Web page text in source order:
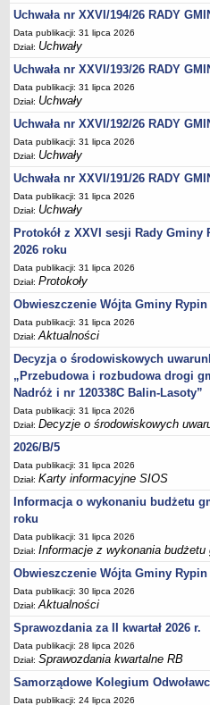
Petycje
Sygnaliści
Galeria
Raporty o stanie dostępności
Wnioski
WŁADZE I STRUKTURA
Struktura organizacyjna
Rada gminy
Wójt
Urząd gminy
Jednostki organizacyjne, GOPS,
Jednostki pomocnicze - sołectwa
Plan pracy komisji rewizyjnej
Sesje Rady Gminy Rypin
PRAWO LOKALNE
Statut
Strategia rozwoju
Uchwały
Projekty uchwał
Protokoły
Imienne wykazy głosowań radnych
Postać dokumentów
Akty Prawne, Dzienniki Ustaw,
Prawo miejscowe
Zarządzenia
Studium uwarunkowań i
przestrzennego
Dane przestrzenne - MPZP
Stałe obwody głosowania,
obwodowych komisji
Plan ogólny gminy Rypin
Uchwała nr XXVI/194/26 RADY
Data publikacji: 31 lipca 2026
Dział: Uchwały
Uchwała nr XXVI/193/26 RADY
Data publikacji: 31 lipca 2026
Dział: Uchwały
Uchwała nr XXVI/192/26 RADY
Data publikacji: 31 lipca 2026
Dział: Uchwały
Uchwała nr XXVI/191/26 RADY
Data publikacji: 31 lipca 2026
Dział: Uchwały
Protokół z XXVI sesji Rady
2026 roku
Data publikacji: 31 lipca 2026
Dział:Protokoły
Obwieszczenie Wójta Gminy Rypin
Data publikacji: 31 lipca 2026
Dział:Aktualności
Decyzja o środowiskowych
„Przebudowa i rozbudowa drogi
Nadróż i nr 120338C Balin-Lasoty”
Data publikacji: 31 lipca 2026
Dział:Decyzje o środowiskowych
2026/B/5
Data publikacji: 31 lipca 2026
Dział:Karty informacyjne SIOS
Informacja o wykonaniu budżetu
roku
Data publikacji: 31 lipca 2026
Dział:Informacje z wykonania
Obwieszczenie Wójta Gminy Rypin
Data publikacji: 30 lipca 2026
Dział:Aktualności
Sprawozdania za II kwartał 2026 r.
Data publikacji: 28 lipca 2026
Dział:Sprawozdania kwartalne RB
Samorządowe Kolegium
Data publikacji: 24 lipca 2026